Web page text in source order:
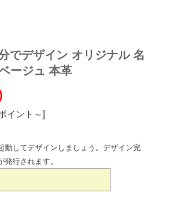
でデザイン オリジナル 名
ージュ 本革
イント～]
動してデザインしましょう。デザイン完
発行されます。